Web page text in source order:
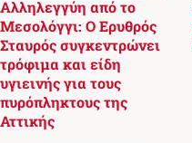
Αλληλεγγύη από το
Μεσολόγγι: Ο Ερυθρός
Σταυρός συγκεντρώνει
τρόφιμα και είδη
υγιεινής για τους
πυρόπληκτους της
Αττικής